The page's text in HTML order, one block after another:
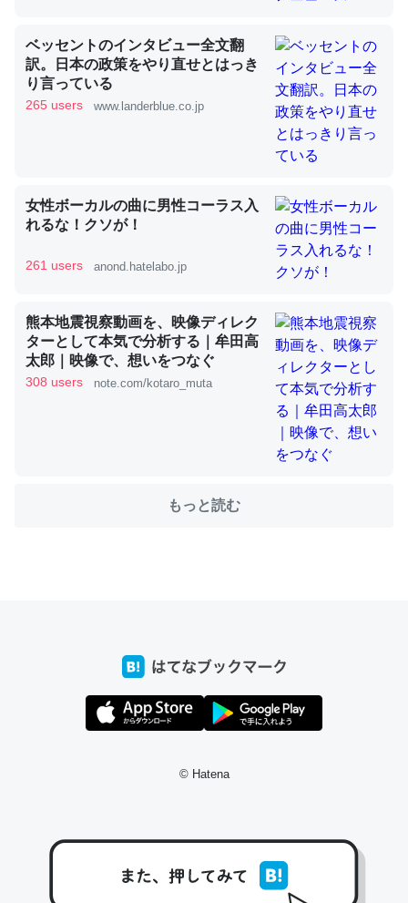
これを元に考えるとカルシウムを大量に使う脊椎動物と貝
─ニュース :: 【研究発表】昆虫学の大問題＝「昆虫はなぜ海にいな
いのか」に関する新仮説
ウチもEchoを実家に置いて４年。でたまに覗いてる。ぼ
ちぼちRingも置こうかと画策中。あと、Googleマップで
位置情報を共有してる。電池残量や充電中かが分かるので
─たまにLINEするくらいだった遠方の父67歳と僕。ITツール導入で
コミュニケーションが劇的に変化した｜tayorini by LIFULL介護
─たまにLINEするくらいだった遠方の父67歳と僕。ITツール導入で
コミュニケーションが劇的に変化した｜tayorini by LIFULL介護
回線代ほとんどかからないですよ。参考：
https://toyoshi.hatenablog.com/entry/2019/05/15/1805
ベッセントのインタビュー全文翻
訳。日本の政策をやり直せとはっき
り言っている
265 users www.landerblue.co.jp
女性ボーカルの曲に男性コーラス入
れるな！クソが！
261 users anond.hatelabo.jp
熊本地震視察動画を、映像ディレク
ターとして本気で分析する｜牟田高
太郎｜映像で、想いをつなぐ
308 users note.com/kotaro_muta
もっと読む
© Hatena